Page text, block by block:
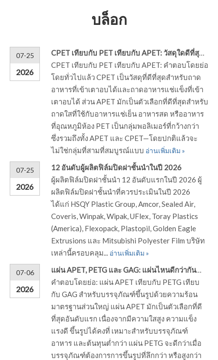
บล็อก
2026
CPET เทียบกับ PET เทียบกับ APET: วัสดุใดดีที่สุดสำหรับถาดอาหาร?
CPET เทียบกับ PET เทียบกับ APET: คำตอบโดยย่อ
โดยทั่วไปแล้ว CPET เป็นวัสดุที่ดีที่สุดสำหรับถาด
อาหารที่เข้าเตาอบได้และถาดอาหารแช่แข็งที่เข้า
เตาอบได้ ส่วน APET มักเป็นตัวเลือกที่ดีที่สุดสำหรับ
ถาดใสที่ใช้กับอาหารแช่เย็น อาหารสด หรืออาหาร
ที่อุณหภูมิห้อง PET เป็นกลุ่มพอลิเมอร์ที่กว้างกว่า
ซึ่งรวมถึงทั้ง APET และ CPET—โดยปกติแล้วจะ
ไม่ใช่กลุ่มที่สามที่สมบูรณ์แบบ อ่านเพิ่มเติม »
2026
12 อันดับผู้ผลิตฟิล์มปิดฝาชั้นนำในปี 2026
ผู้ผลิตฟิล์มปิดฝาชั้นนำ 12 อันดับแรกในปี 2026 ผู้
ผลิตฟิล์มปิดฝาชั้นนำที่ควรประเมินในปี 2026
ได้แก่ HSQY Plastic Group, Amcor, Sealed Air,
Coveris, Winpak, Wipak, UFlex, Toray Plastics
(America), Flexopack, Plastopil, Golden Eagle
Extrusions และ Mitsubishi Polyester Film บริษัท
เหล่านี้ครอบคลุม...
2026
แผ่น APET, PETG และ GAG: แผ่นไหนดีกว่ากันสำหรับการขึ้นรูปบรรจุภัณฑ์ด้วยความร้อน?
คำตอบโดยย่อ: แผ่น APET เทียบกับ PETG เทียบ
กับ GAG สำหรับบรรจุภัณฑ์ขึ้นรูปด้วยความร้อน
มาตรฐานส่วนใหญ่ แผ่น APET มักเป็นตัวเลือกที่ดี
ที่สุดอันดับแรก เนื่องจากมีความใสสูง ความแข็ง
แรงดี ขึ้นรูปได้คงที่ เหมาะสำหรับบรรจุภัณฑ์
อาหาร และต้นทุนต่ำกว่า แผ่น PETG จะดีกว่าเมื่อ